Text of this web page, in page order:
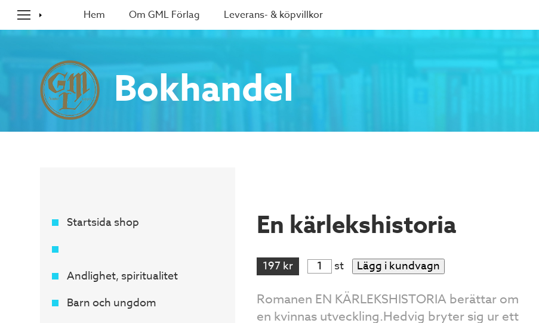
Hem Om GML Förlag Leverans- & köpvillkor
Bokhandel
Startsida shop
Andlighet, spiritualitet
Barn och ungdom
En kärlekshistoria
197 kr st Lägg i kundvagn
Romanen EN KÄRLEKSHISTORIA berättar om
en kvinnas utveckling.Hedvig bryter sig ur ett